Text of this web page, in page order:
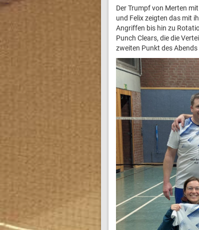
Der Trumpf von Merten
und Felix zeigten das mit
Angriffen bis hin zu
Punch Clears, die die
zweiten Punkt des Abends